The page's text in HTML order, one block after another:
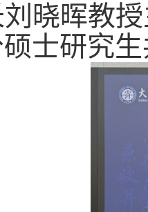
晓晖教
士研究